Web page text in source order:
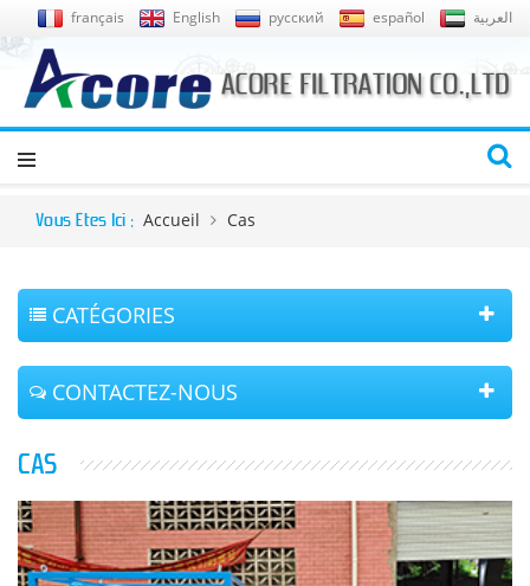
français English русский español العربية
Vous Êtes Ici : Accueil Cas
CATÉGORIES
CONTACTEZ-NOUS
CAS